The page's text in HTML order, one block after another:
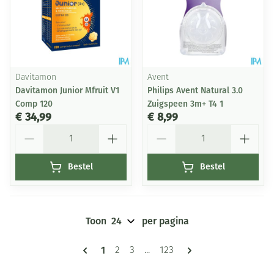
Davitamon
Davitamon Junior Mfruit V1
Comp 120
€ 34,99
Bestel
Avent
Philips Avent Natural 3.0
Zuigspeen 3m+ T4 1
€ 8,99
Bestel
Pagina's
U lees momenteel pagina
1 Pagina
2 Pagina
3 ... Pagina
123
Toon per pagina